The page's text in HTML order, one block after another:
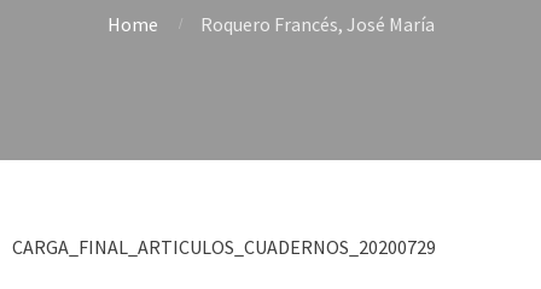
Home Roquero Francés, José María
CARGA_FINAL_ARTICULOS_CUADERNOS_20200729